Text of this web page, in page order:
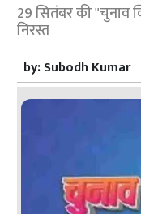
29 सितंबर की "चुनाव
निरस्त
by:Subodh Kumar